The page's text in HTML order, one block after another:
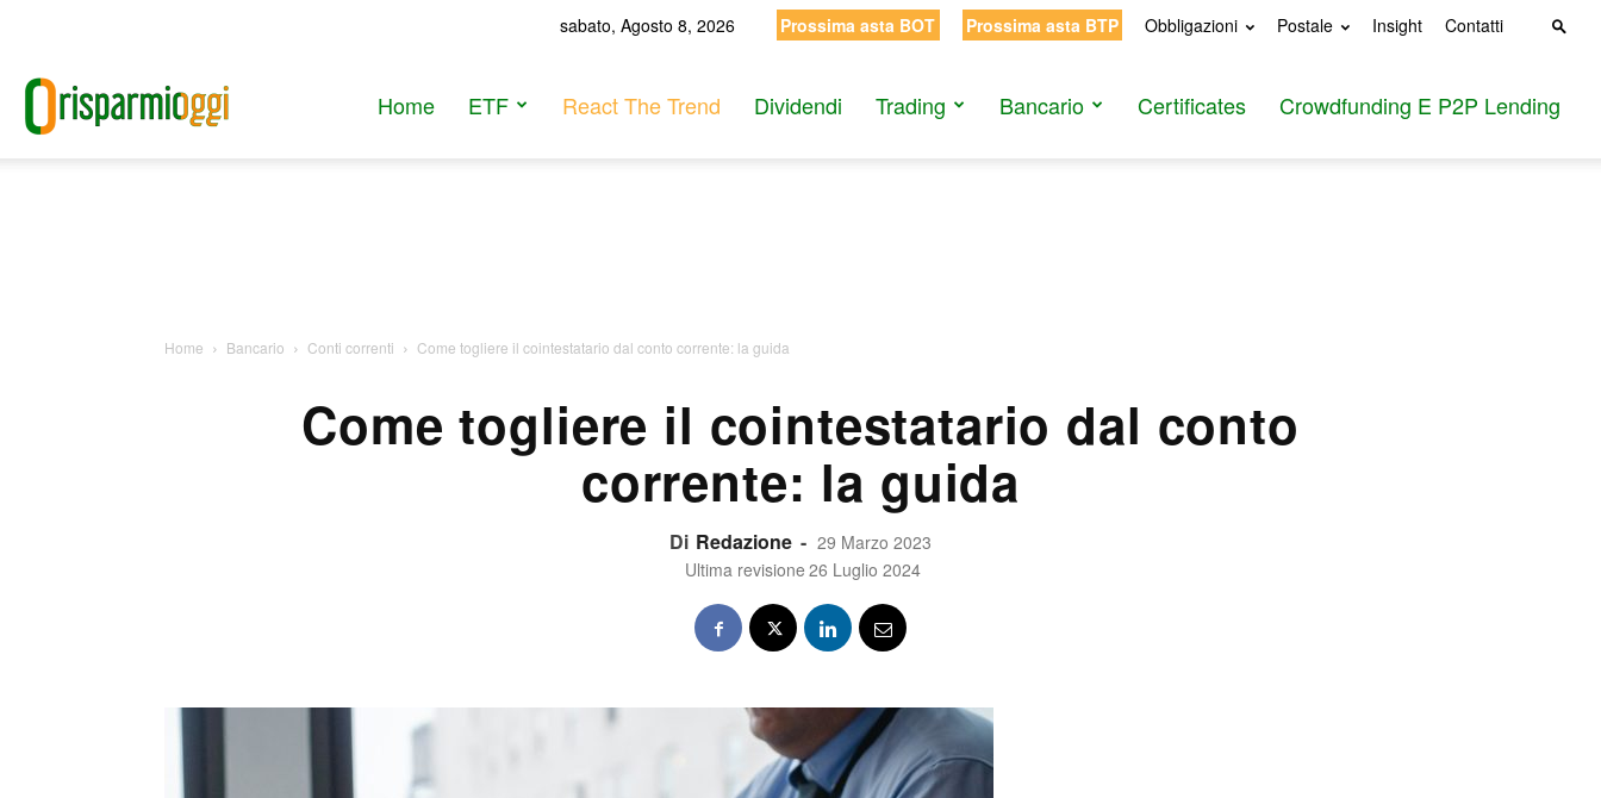
sabato, Agosto 8, 2026 Prossima asta BOT Prossima asta BTP Obbligazioni Postale Insight Contatti
Home ETF React The Trend Dividendi Trading Bancario Certificates Crowdfunding E P2P Lending
Home Bancario Conti correnti Come togliere il cointestatario dal conto corrente: la guida
Come togliere il cointestatario dal conto
corrente: la guida
Di Redazione - 29 Marzo 2023
Ultima revisione 26 Luglio 2024